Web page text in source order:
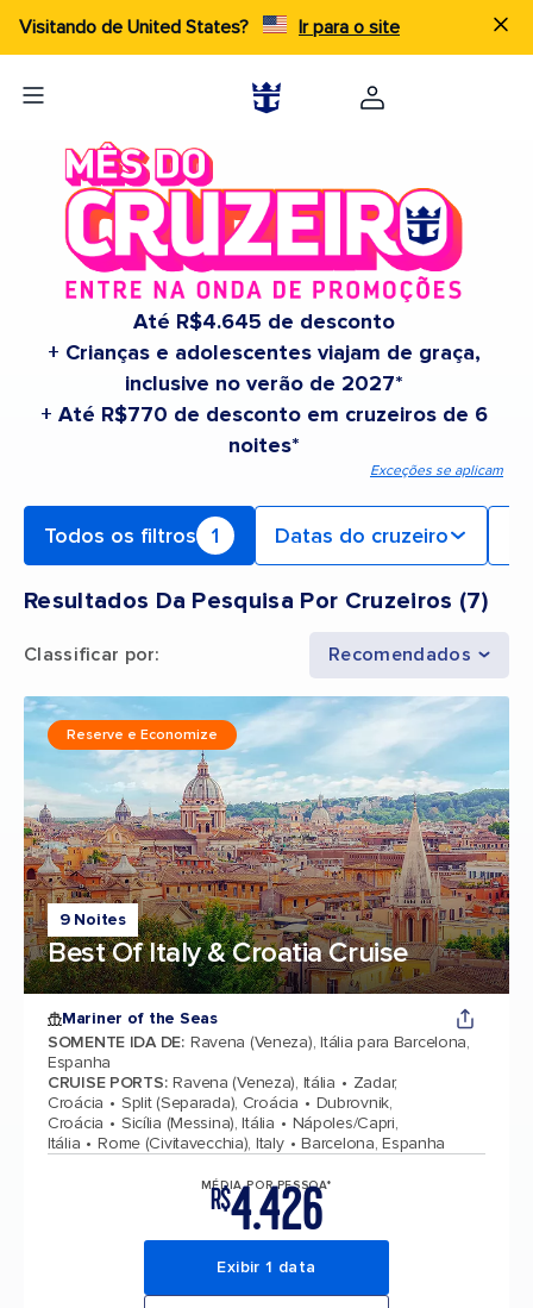
Visitando de United States? Ir para o site
Até R$4.645 de desconto
+ Crianças e adolescentes viajam de graça,
inclusive no verão de 2027*
+ Até R$770 de desconto em cruzeiros de 6
noites*
Exceções se aplicam
Todos os filtros 1 Datas do cruzeiro
Resultados Da Pesquisa Por Cruzeiros (7)
Classificar por: Recomendados
9 Noites
Best Of Italy & Croatia Cruise
Reserve e Economize
Mariner of the Seas
SOMENTE IDA DE: Ravena (Veneza), Itália para Barcelona,
Espanha
CRUISE PORTS: Ravena (Veneza), Itália
Zadar,
Croácia
Split (Separada), Croácia
Dubrovnik,
Croácia
Sicília (Messina), Itália
Nápoles/Capri,
Itália
Rome (Civitavecchia), Italy Barcelona, Espanha
MÉDIA POR PESSOA*
R$4.426
Exibir 1 data